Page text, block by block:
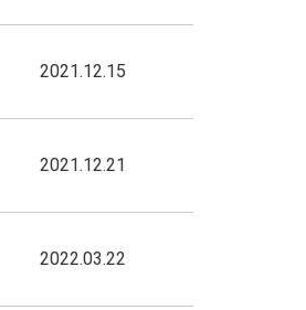
2021.12.15
2021.12.21
2022.03.22